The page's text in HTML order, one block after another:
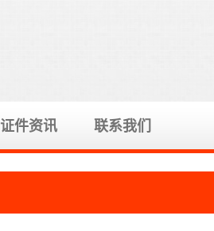
证件资讯 联系我们